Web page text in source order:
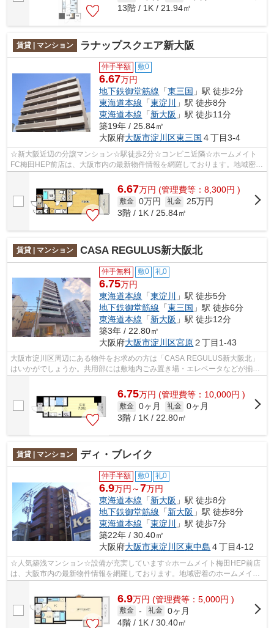
13階 / 1K / 21.94㎡
賃貸 | マンション ラナップスクエア新大阪
仲手半額 敷0
6.67万円
地下鉄御堂筋線 「東三国 」駅 徒歩2分
東海道本線 「東淀川
」駅 徒歩8分
東海道本線 「新大阪 」駅 徒歩11分
築19年 / 25.84㎡
大阪府大阪市淀川区東三国 ４丁目3-4
☆新大阪近辺の分譲マンション☆駅徒歩2分☆コンビニ近隣☆ホームメイト
FC梅田HEP前店は、大阪市内の最新物件情報を網羅しております。地域密着
のホームメイトFC梅田HEP前店だからできるお...
6.67万円 (管理費等：8,300円 )
敷金 0万円 礼金 25万円
3階 / 1K / 25.84㎡
賃貸 | マンション CASA REGULUS新大阪北
仲手無料 敷0 礼0
6.75万円
東海道本線 「東淀川 」駅 徒歩5分
地下鉄御堂筋線 「東三国 」駅 徒歩6分
東海道本線 「新大阪 」駅 徒歩12分
築3年 / 22.80㎡
大阪府大阪市淀川区宮原２丁目1-43
大阪市淀川区周辺にある物件をお求めの方は「CASA REGULUS新大阪北」
はいかがでしょうか。共用部には敷地内ごみ置き場・エレベータなどが揃っ
6.75万円 (管理費等：10,000円 )
敷金 0ヶ月 礼金 0ヶ月
3階 / 1K / 22.80㎡
賃貸 | マンション ディ・ブレイク
仲手半額 敷0 礼0
6.9万円～7万円
東海道本線 「新大阪 」駅 徒歩8分
地下鉄御堂筋線 「新大阪 」駅 徒歩8分
東海道本線 「東淀川
」駅 徒歩7分
築22年 / 30.40㎡
大阪府大阪市東淀川区東中島 ４丁目4-12
☆人気築浅マンション☆設備が充実しています☆ホームメイト梅田HEP前店
は、大阪市内の最新物件情報を網羅しております。地域密着のホームメイト
6.9万円 (管理費等：5,000円 )
敷金 - 礼金 0ヶ月
4階 / 1K / 30.40㎡